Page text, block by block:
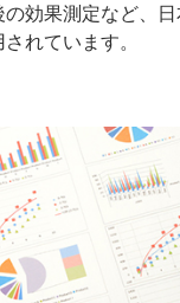
効果測定など、
れています。